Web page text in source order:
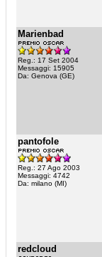
Marienbad
Reg.: 17 Set 2004
Messaggi: 15905
Da: Genova (GE)
pantofole
Reg.: 27 Ago 2003
Messaggi: 4742
Da: milano (MI)
redcloud